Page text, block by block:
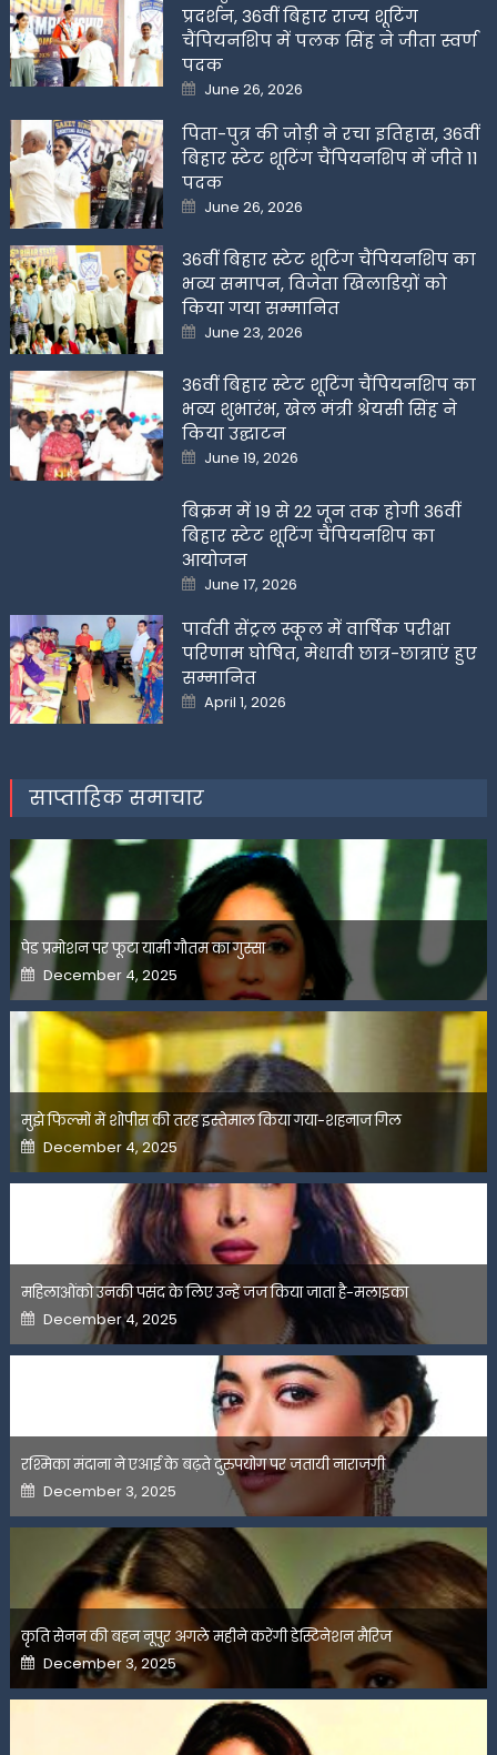
प्रदर्शन, 36वीं बिहार राज्य शूटिंग
चैंपियनशिप में पलक सिंह ने जीता स्वर्ण
पदक
Posted
on
June 26, 2026
पिता-पुत्र की जोड़ी ने रचा इतिहास, 36वीं
बिहार स्टेट शूटिंग चैंपियनशिप में जीते 11
पदक
Posted
on
June 26, 2026
36वीं बिहार स्टेट शूटिंग चैंपियनशिप का
भव्य समापन, विजेता खिलाडिय़ों को
किया गया सम्मानित
Posted
on
June 23, 2026
36वीं बिहार स्टेट शूटिंग चैंपियनशिप का
भव्य शुभारंभ, खेल मंत्री श्रेयसी सिंह ने
किया उद्घाटन
Posted
on
June 19, 2026
बिक्रम में 19 से 22 जून तक होगी 36वीं
बिहार स्टेट शूटिंग चैंपियनशिप का
आयोजन
Posted
on
June 17, 2026
पार्वती सेंट्रल स्कूल में वार्षिक परीक्षा
परिणाम घोषित, मेधावी छात्र-छात्राएं हुए
सम्मानित
Posted
on
April 1, 2026
साप्ताहिक समाचार
पेड प्रमोशन पर फूटा यामी गौतम का गुस्सा
Posted
on
December 4, 2025
मुझे फिल्मों में शोपीस की तरह इस्तेमाल किया गया-शहनाज गिल
Posted
on
December 4, 2025
महिलाओंको उनकी पसंद के लिए उन्हें जज किया जाता है-मलाइका
Posted
on
December 4, 2025
रश्मिका मंदाना ने एआई के बढ़ते दुरुपयोग पर जतायी नाराजगी
Posted
on
December 3, 2025
कृति सेनन की बहन नूपुर अगले महीने करेंगी डेस्टिनेशन मैरिज
Posted
on
December 3, 2025